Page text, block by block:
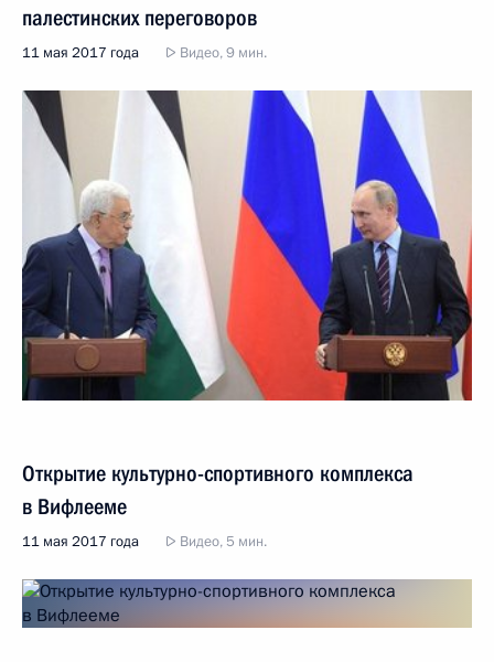
палестинских переговоров
11 мая 2017 года Видео, 9 мин.
Открытие культурно-спортивного комплекса
в Вифлееме
11 мая 2017 года Видео, 5 мин.